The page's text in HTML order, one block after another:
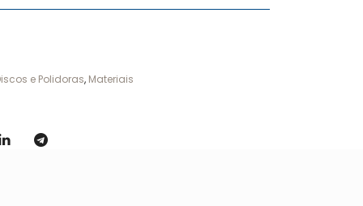
e Polidoras, Materiais